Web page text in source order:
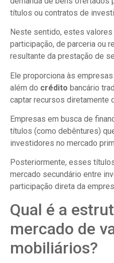
títulos ou contratos de
Neste sentido, estes
participação, de parceria ou
resultante da prestação de
Ele proporciona às
além do crédito bancário
captar recursos diretamente
Empresas em busca de
títulos (como debêntures)
investidores no mercado
Posteriormente, esses
mercado secundário entre
participação direta da
Qual é a
mercado de
mobiliários?